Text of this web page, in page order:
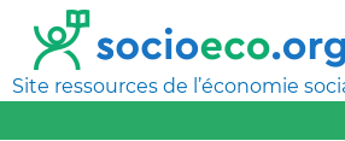
Site ressources de l’économie